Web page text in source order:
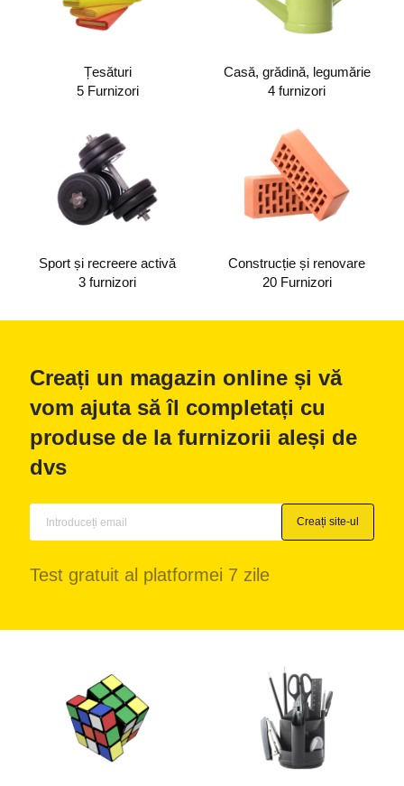
Țesături
5 Furnizori
Casă, grădină, legumărie
4 furnizori
Sport și recreere activă
3 furnizori
Construcție și renovare
20 Furnizori
Creați un magazin online și vă
vom ajuta să îl completați cu
produse de la furnizorii aleși de
dvs
Creați site-ul
Test gratuit al platformei 7 zile